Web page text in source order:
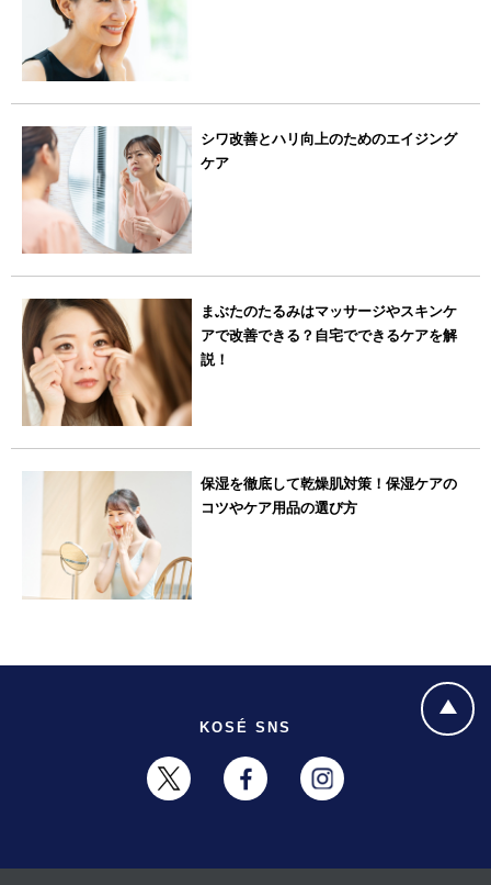
シワ改善とハリ向上のためのエイジング
ケア
まぶたのたるみはマッサージやスキンケ
アで改善できる？自宅でできるケアを解
説！
保湿を徹底して乾燥肌対策！保湿ケアの
コツやケア用品の選び方
KOSÉ SNS